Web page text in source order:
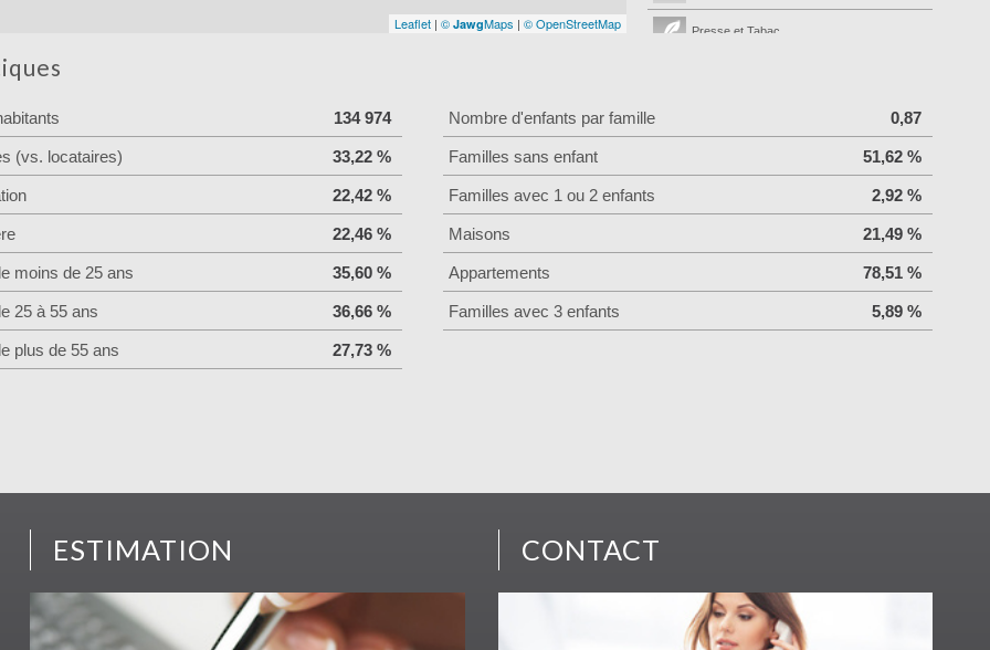
Leaflet |©JawgMaps |© OpenStreetMap Presse et Tabac
134 974
(vs. locataires) 33,22 %
22,42 %
22,46 %
moins de 25 ans 35,60 %
25 à 55 ans 36,66 %
plus de 55 ans 27,73 %
Nombre d'enfants par famille 0,87
Familles sans enfant 51,62 %
Familles avec 1 ou 2 enfants 2,92 %
Maisons 21,49 %
Appartements 78,51 %
Familles avec 3 enfants 5,89 %
ESTIMATION CONTACT